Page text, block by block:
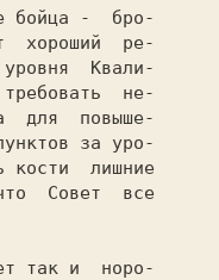
хороший  ре-
Квали-
не-
для  повыше-
за уро-
кости  лишние
Совет  все
так и  норо-